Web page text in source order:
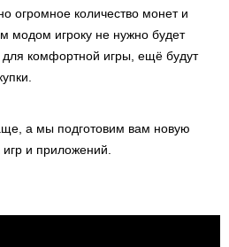
огромное количество монет и
модом игроку не нужно будет
для комфортной игры, ещё будут
а мы подготовим вам новую
и приложений.